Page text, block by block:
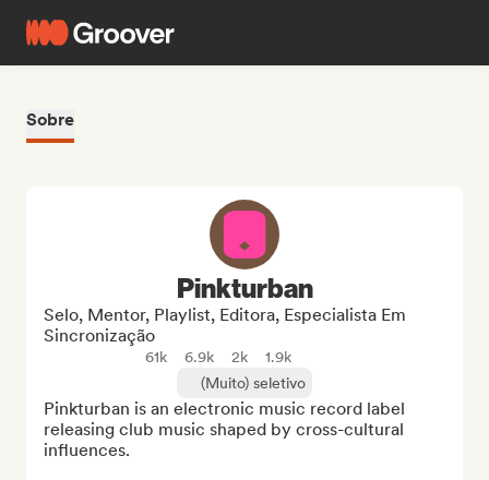
Sobre
Pinkturban
Selo, Mentor, Playlist, Editora, Especialista Em
Sincronização
61k 6.9k 2k
1.9k
(Muito) seletivo
Pinkturban is an electronic music record label
releasing club music shaped by cross-cultural
influences.